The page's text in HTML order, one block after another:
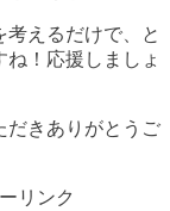
えるだけで、と
！応援しましょ
だきありがとうご
リンク